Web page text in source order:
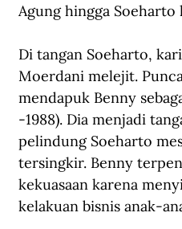
Agung hingga Soeharto
Di tangan Soeharto,
Moerdani melejit.
mendapuk Benny
-1988). Dia menjadi
pelindung Soeharto
tersingkir. Benny
kekuasaan karena
kelakuan bisnis anak-